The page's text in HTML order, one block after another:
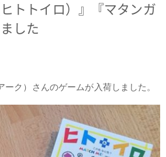
ヒトトイロ）』『マタンガ
した
ーク）さんのゲームが入荷しました。